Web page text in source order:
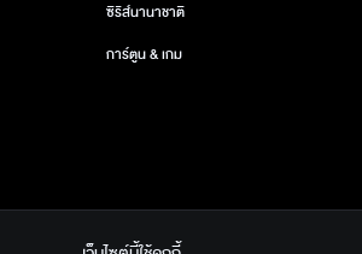
ซีรีส์นานาชาติ
การ์ตูน & เกม